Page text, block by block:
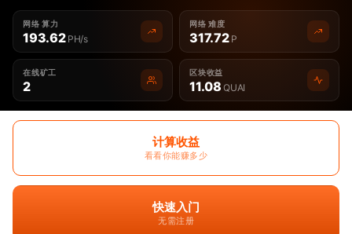
网络 算力
193.62 PH/s
网络 难度
317.72 P
在线矿工
2
区块收益
11.08 QUAI
计算收益
看看你能赚多少
快速入门
无需注册